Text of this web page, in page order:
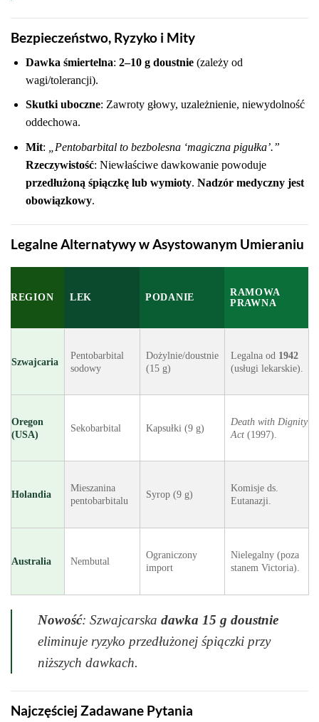
Bezpieczeństwo, Ryzyko i Mity
Dawka śmiertelna: 2–10 g doustnie(zależy od
wagi/tolerancji).
Skutki uboczne: Zawroty głowy, uzależnienie, niewydolność
oddechowa.
Mit:
„Pentobarbital to bezbolesna ‘magiczna pigułka’.”
Rzeczywistość: Niewłaściwe dawkowanie powoduje
przedłużoną śpiączkę lub wymioty. Nadzór medyczny jest
obowiązkowy.
Legalne Alternatywy w Asystowanym Umieraniu
REGION LEK PODANIE
RAMOWA
PRAWNA
Szwajcaria
Pentobarbital
sodowy
Dożylnie/doustnie
(15 g)
Legalna od 1942
(usługi lekarskie).
Oregon
(USA)
Sekobarbital Kapsułki (9 g)
Death with Dignity
Act (1997).
Holandia
Mieszanina
pentobarbitalu
Syrop (9 g)
Komisje ds.
Eutanazji.
Australia Nembutal
Ograniczony
import
Nielegalny (poza
stanem Victoria).
Nowość: Szwajcarska dawka 15 g doustnie
eliminuje ryzyko przedłużonej śpiączki przy
niższych dawkach.
Najczęściej Zadawane Pytania